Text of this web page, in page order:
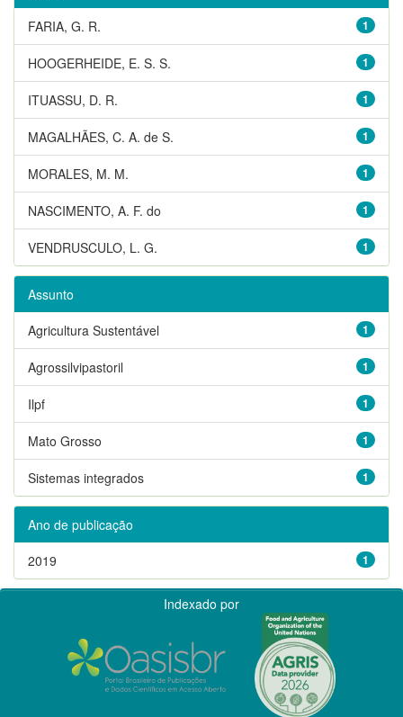
1
FARIA, G. R.
1
HOOGERHEIDE, E. S. S.
1
ITUASSU, D. R.
1
MAGALHÃES, C. A. de S.
1
MORALES, M. M.
1
NASCIMENTO, A. F. do
1
VENDRUSCULO, L. G.
Assunto
1
Agricultura Sustentável
1
Agrossilvipastoril
1
Ilpf
1
Mato Grosso
1
Sistemas integrados
Ano de publicação
1
2019
Indexado por